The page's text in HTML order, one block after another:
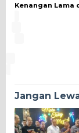
Kenangan Lama
Jangan